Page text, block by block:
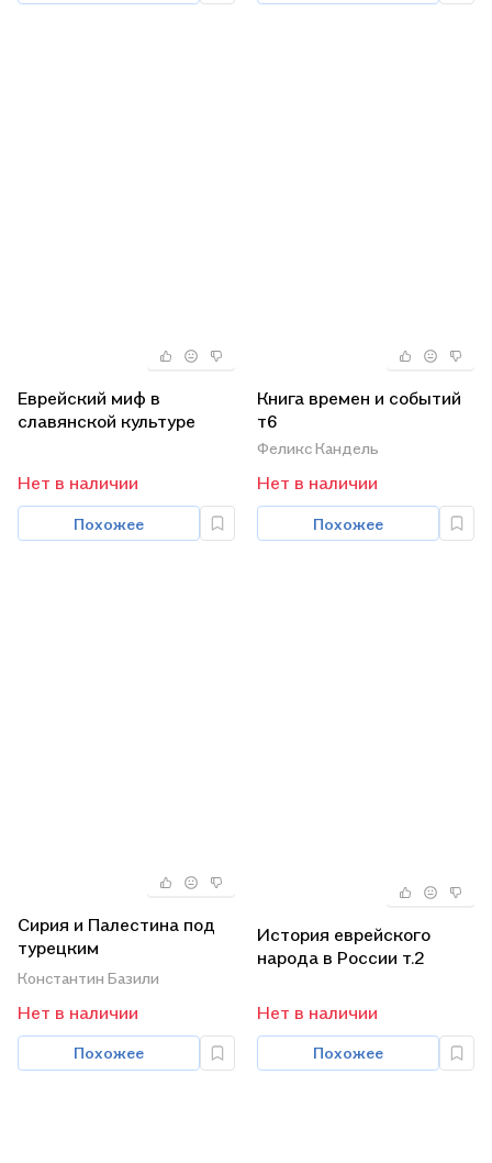
Еврейский миф в
славянской культуре
Нет в наличии
Похожее
Книга времен и событий
т6
Феликс Кандель
Нет в наличии
Похожее
Сирия и Палестина под
турецким
правительством
Константин Базили
Нет в наличии
Похожее
История еврейского
народа в России т.2
Нет в наличии
Похожее